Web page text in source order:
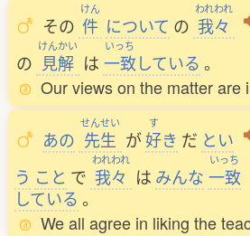
その
けん
件 について の
われわれ
我々
の
けんかい
見解 は
いっち
一致している 。
Our views on the matter are
あの
せんせい
先生 が
す
好き だ とい
う こと で
われわれ
我々 は みんな
いっち
一致
している 。
We all agree in liking the